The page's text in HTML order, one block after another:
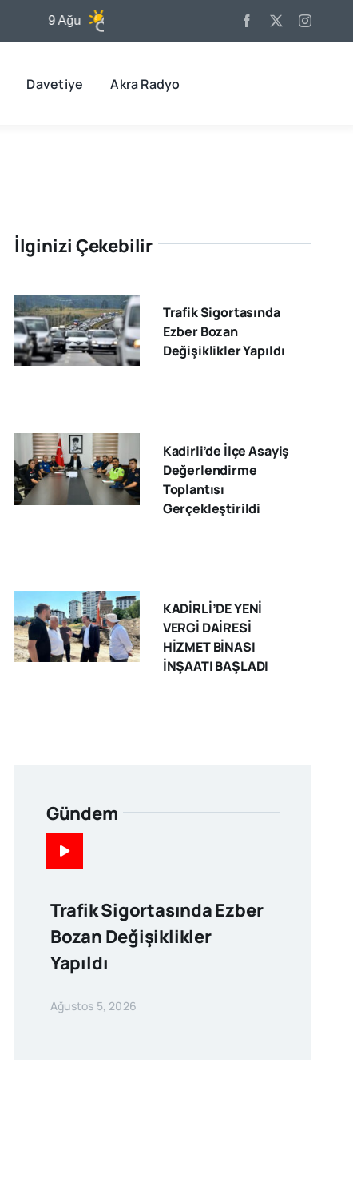
31°C 32°C
Davetiye Akra Radyo
İlginizi Çekebilir
Trafik Sigortasında
Ezber Bozan
Değişiklikler Yapıldı
Kadirli’de İlçe Asayiş
Değerlendirme
Toplantısı
Gerçekleştirildi
KADİRLİ’DE YENİ
VERGİ DAİRESİ
HİZMET BİNASI
İNŞAATI BAŞLADI
Gündem
Trafik Sigortasında Ezber
Bozan Değişiklikler
Yapıldı
Ağustos 5, 2026